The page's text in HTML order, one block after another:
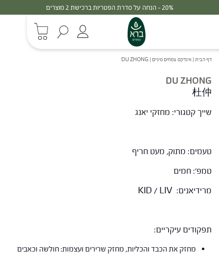
20% - הנחה על סדרת הפטריות ברכישת 2 מוצרים
דף הבית | אינדקס צמחים סיניים |
DU ZHONG
DU ZHONG
杜仲
שייך קטגורי: מחזקי יאנג
טעמים: מתוק, מעט חריף
טמפ': חמים
מרידיאנים: KID / LIV
תפקודים עיקריים:
מחזק את הכבד והכליות, מחזק שרירים ועצמות: חולשה וכאבים